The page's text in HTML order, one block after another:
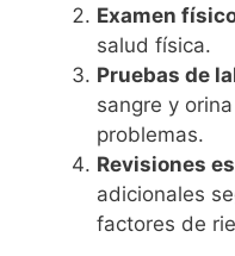
Examen
salud física.
Pruebas de
sangre y
problemas.
Revisiones
adicionales
factores de